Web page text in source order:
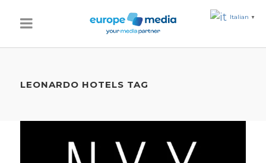
LEONARDO HOTELS TAG
Italian ▼